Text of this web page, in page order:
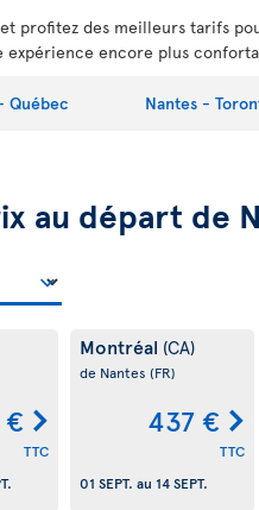
profitez des meilleurs tarifs
expérience encore plus
Québec Nantes -
au départ de
TTC
Montréal (CA)
de Nantes (FR)
437 €
TTC
01 SEPT. au 14 SEPT.